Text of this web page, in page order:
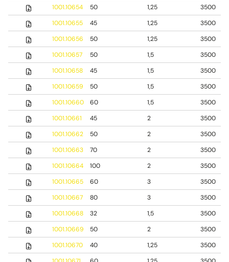
1001.10654
50 1,25
3500
1001.10655
45 1,25
3500
1001.10656
50 1,25
3500
1001.10657
50 1,5
3500
1001.10658
45 1,5
3500
1001.10659
50 1,5
3500
1001.10660
60 1,5
3500
1001.10661
45 2
3500
1001.10662
50 2
3500
1001.10663
70 2
3500
1001.10664
100 2
3500
1001.10665
60 3
3500
1001.10667
80 3
3500
1001.10668
32 1,5
3500
1001.10669
50 2
3500
1001.10670
40 1,25
3500